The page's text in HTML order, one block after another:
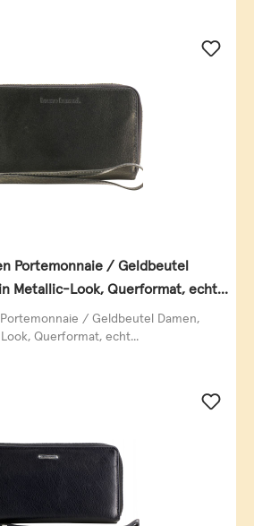
Portemonnaie / Geldbeutel
Metallic-Look, Querformat, echt
/ Geldbeutel Damen,
Querformat, echt...